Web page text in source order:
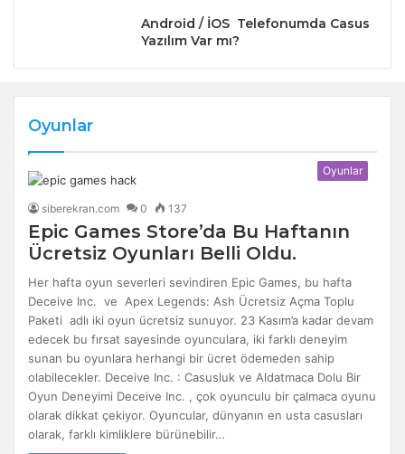
Android / İOS Telefonumda Casus
Yazılım Var mı?
Oyunlar
Oyunlar
siberekran.com 0 137
Epic Games Store’da Bu Haftanın
Ücretsiz Oyunları Belli Oldu.
Her hafta oyun severleri sevindiren Epic Games, bu hafta
Deceive Inc. ve Apex Legends: Ash Ücretsiz Açma Toplu
Paketi adlı iki oyun ücretsiz sunuyor. 23 Kasım’a kadar devam
edecek bu fırsat sayesinde oyunculara, iki farklı deneyim
sunan bu oyunlara herhangi bir ücret ödemeden sahip
olabilecekler. Deceive Inc. : Casusluk ve Aldatmaca Dolu Bir
Oyun Deneyimi Deceive Inc. , çok oyunculu bir çalmaca oyunu
olarak dikkat çekiyor. Oyuncular, dünyanın en usta casusları
olarak, farklı kimliklere bürünebilir…